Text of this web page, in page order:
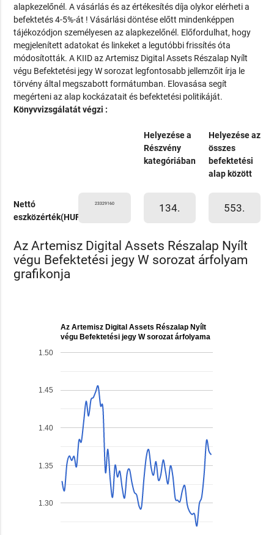
alapkezelőnél. A vásárlás és az értékesítés díja olykor elérheti a
befektetés 4-5%-át ! Vásárlási döntése előtt mindenképpen
tájékozódjon személyesen az alapkezelőnél. Előfordulhat, hogy
megjelenített adatokat és linkeket a legutóbbi frissítés óta
módosították. A KIID az Artemisz Digital Assets Részalap Nyílt
végu Befektetési jegy W sorozat legfontosabb jellemzőit írja le
törvény által megszabott formátumban. Elovasása segít
megérteni az alap kockázatait és befektetési politikáját.
Könyvvizsgálatát végzi :
Helyezése a
Részvény
kategóriában
Helyezése az
összes
befektetési
alap között
Nettó
eszközérték(HUF)
23329160 134. 553.
Az Artemisz Digital Assets Részalap Nyílt
végu Befektetési jegy W sorozat árfolyam
grafikonja
Az Artemisz Digital Assets Részalap Nyílt
végu Befektetési jegy W sorozat árfolyama
1.30
1.35
1.40
1.45
1.50